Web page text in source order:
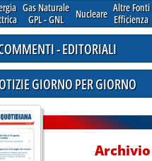
Gas Naturale
GPL - GNL
Nucleare Altre Fonti
Efficienza
- EDITORIALI
GIORNO PER GIORNO
Archivio